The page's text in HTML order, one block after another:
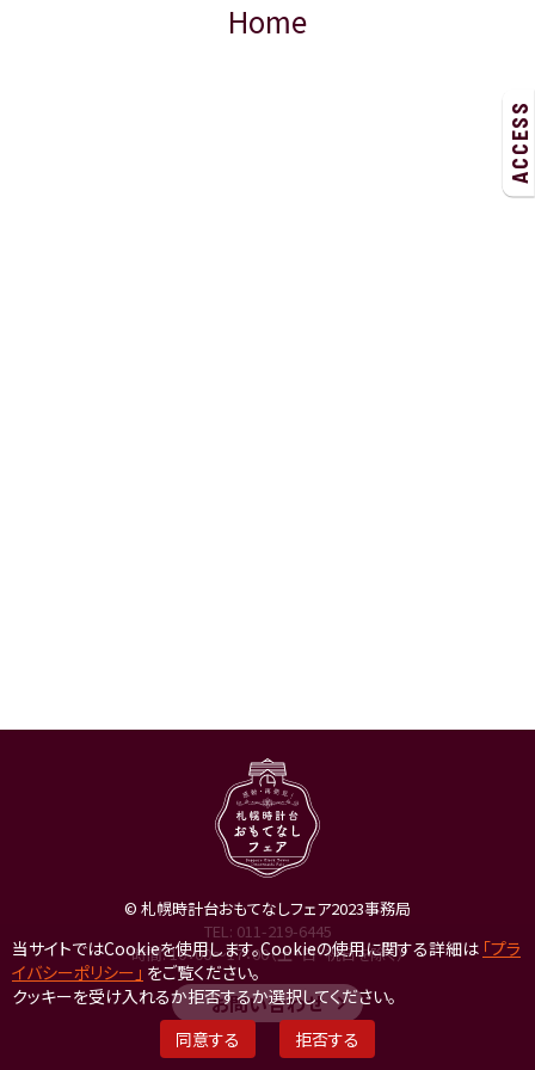
ACCESS
Home
© 札幌時計台おもてなしフェア2023事務局
TEL: 011-219-6445
時間: 10：00～17：00（土・日・祝日を除く）
お問い合わせ
当サイトではCookieを使用します。Cookieの使用に関する詳細は 「プラ
イバシーポリシー」 をご覧ください。
クッキーを受け入れるか拒否するか選択してください。
同意する
拒否する